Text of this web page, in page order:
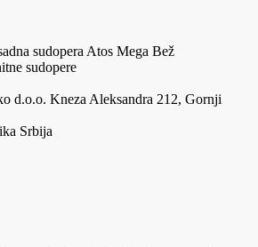
sudopera Atos Mega Bež
sudopere
d.o.o. Kneza Aleksandra 212, Gornji
Srbija